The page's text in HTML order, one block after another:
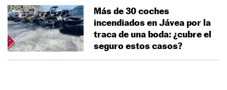
Más de 30 coches
incendiados en Jávea por la
traca de una boda: ¿cubre el
seguro estos casos?